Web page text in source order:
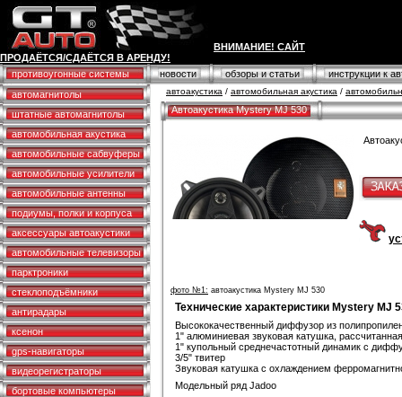
ВНИМАНИЕ! САЙТ
ПРОДАЁТСЯ/СДАЁТСЯ В АРЕНДУ!
противоугонные системы
новости обзоры и статьи
инструкции к
автомагнитолы
штатные автомагнитолы
автомобильная акустика
автомобильные сабвуферы
автомобильные усилители
автомобильные антенны
подиумы, полки и корпуса
аксессуары автоакустики
автомобильные телевизоры
парктроники
стеклоподъёмники
антирадары
ксенон
gps-навигаторы
видеорегистраторы
бортовые компьютеры
автоакустика / автомобильная акустика /
Автоакустика Mystery MJ 530
фото №1: автоакустика Mystery MJ 530
Технические характеристики Mystery MJ
Высококачественный диффузор из
1" алюминиевая звуковая катушка,
1" купольный среднечастотный динамик с
3/5" твитер
Звуковая катушка с охлаждением
Модельный ряд Jadoo